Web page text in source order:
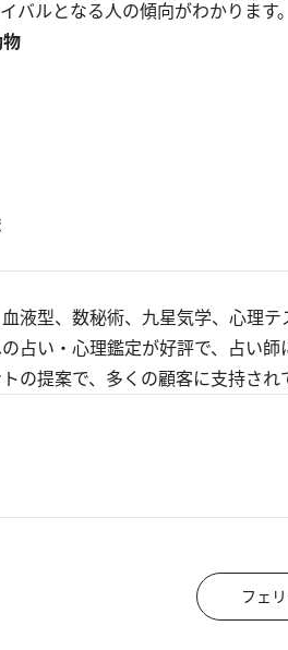
バルとなる人の傾向がわかります。
液型、数秘術、九星気学、心理
占い・心理鑑定が好評で、占い
の提案で、多くの顧客に支持され
フェ